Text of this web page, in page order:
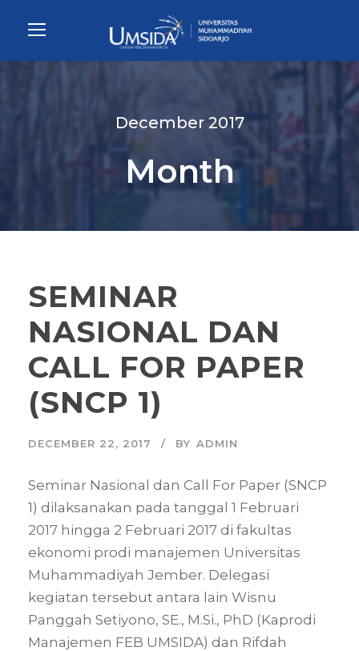
December 2017
Month
SEMINAR
NASIONAL DAN
CALL FOR PAPER
(SNCP 1)
DECEMBER 22, 2017 BY ADMIN
Seminar Nasional dan Call For Paper (SNCP
1) dilaksanakan pada tanggal 1 Februari
2017 hingga 2 Februari 2017 di fakultas
ekonomi prodi manajemen Universitas
Muhammadiyah Jember. Delegasi
kegiatan tersebut antara lain Wisnu
Panggah Setiyono, SE., M.Si., PhD (Kaprodi
Manajemen FEB UMSIDA) dan Rifdah